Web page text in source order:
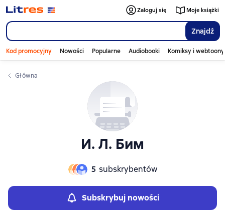
Znajdź
Zaloguj się Moje książki
Kod promocyjny Nowości Popularne Audiobooki Komiksy i webtoony
Główna
И. Л. Бим
5 subskrybentów
Subskrybuj nowości
Слайдер с книгами